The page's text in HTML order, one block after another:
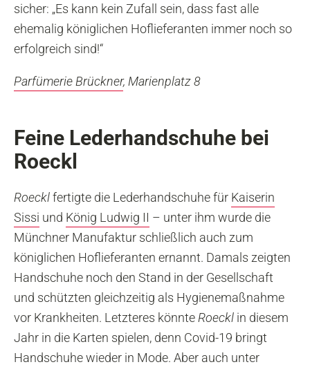
sicher: „Es kann kein Zufall sein, dass fast alle
ehemalig königlichen Hoflieferanten immer noch so
erfolgreich sind!“
Parfümerie Brückner, Marienplatz 8
Feine Lederhandschuhe bei
Roeckl
Roecklfertigte die Lederhandschuhe für Kaiserin
Sissi und König Ludwig II – unter ihm wurde die
Münchner Manufaktur schließlich auch zum
königlichen Hoflieferanten ernannt. Damals zeigten
Handschuhe noch den Stand in der Gesellschaft
und schützten gleichzeitig als Hygienemaßnahme
vor Krankheiten. Letzteres könnte Roeckl in diesem
Jahr in die Karten spielen, denn Covid-19 bringt
Handschuhe wieder in Mode. Aber auch unter